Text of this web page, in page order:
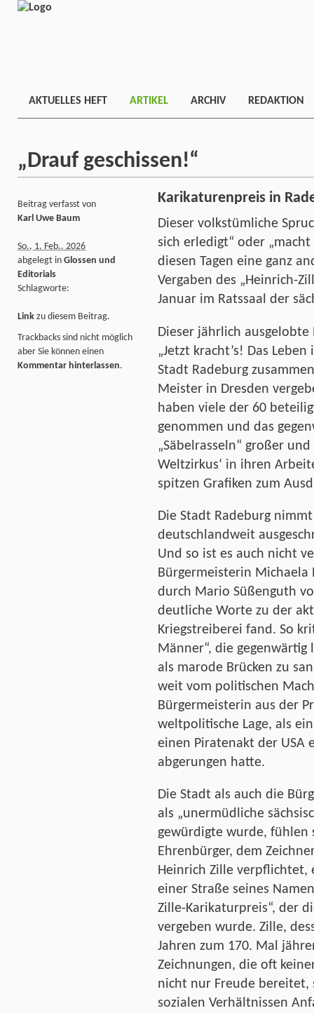
AKTUELLES HEFT ARTIKEL ARCHIV REDAKTION
„Drauf geschissen!“
Karikaturenpreis in
Dieser volkstümliche
sich erledigt“ oder
diesen Tagen eine ganz
Vergaben des „Heinrich-
Januar im Ratssaal der
Dieser jährlich
„Jetzt kracht’s! Das
Stadt Radeburg
Meister in Dresden
haben viele der 60
genommen und das
„Säbelrasseln“ großer
Weltzirkus‘ in ihren
spitzen Grafiken zum
Die Stadt Radeburg
deutschlandweit
Und so ist es auch nicht
Bürgermeisterin
durch Mario Süßenguth
deutliche Worte zu der
Kriegstreiberei fand. So
Männer“, die
als marode Brücken zu
weit vom politischen
Bürgermeisterin aus der
weltpolitische Lage, als
einen Piratenakt der USA
abgerungen hatte.
Die Stadt als auch die
als „unermüdliche
gewürdigte wurde, fühlen
Ehrenbürger, dem
Heinrich Zille
einer Straße seines
Zille-Karikaturpreis“, der
vergeben wurde. Zille,
Jahren zum 170. Mal
Zeichnungen, die oft
nicht nur Freude bereitet,
sozialen Verhältnissen
Beitrag verfasst von
Karl Uwe Baum
So., 1. Feb.. 2026
abgelegt in Glossen und
Editorials
Schlagworte:
Link zu diesem Beitrag.
Trackbacks sind nicht möglich
aber Sie können einen
Kommentar hinterlassen.